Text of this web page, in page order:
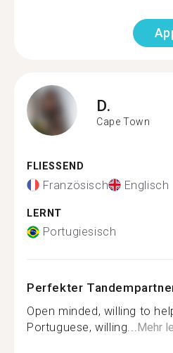
D.
Cape Town
FLIESSEND
Französisch Englisch
LERNT
Portugiesisch
Perfekter
Open minded, willing to
Portuguese, willing...Mehr